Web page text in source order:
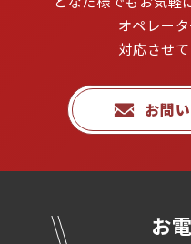
オペレータ
対応させて
お問
お